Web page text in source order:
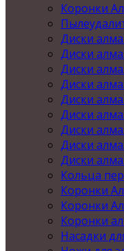
Коронки
Диски
Диски
Диски
Диски
Диски
Диски
Диски
Диски
Диски
Кольца
Коронки
Коронки
Коронки
Насадки